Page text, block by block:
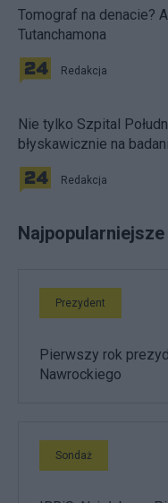
Tomograf na denacie?
Tutanchamona
Redakcja
Nie tylko Szpital
błyskawicznie na
Redakcja
Najpopularniejsze
Prezydent
Pierwszy rok
Nawrockiego
Sondaż